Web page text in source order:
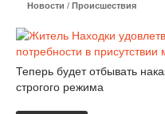
Новости / Происшествия
Теперь будет отбывать
строгого режима